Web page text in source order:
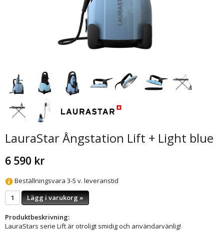
LauraStar Ångstation Lift + Light blue
6 590 kr
Beställningsvara 3-5 v. leveranstid
Lägg i varukorg »
Produktbeskrivning:
LauraStars serie Lift är otroligt smidig och användarvänlig!